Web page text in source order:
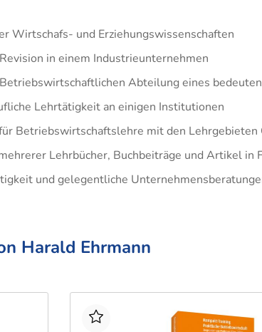
Außenhandelsmanagement
Logistikmeister
Wirtschafs- und Erziehungswissenschaften
in einem Industrieunternehmen
Abteilung eines
Lehrtätigkeit an einigen Institutionen
Betriebswirtschaftslehre mit den
Lehrbücher, Buchbeiträge und Artikel in
und gelegentliche
Harald Ehrmann